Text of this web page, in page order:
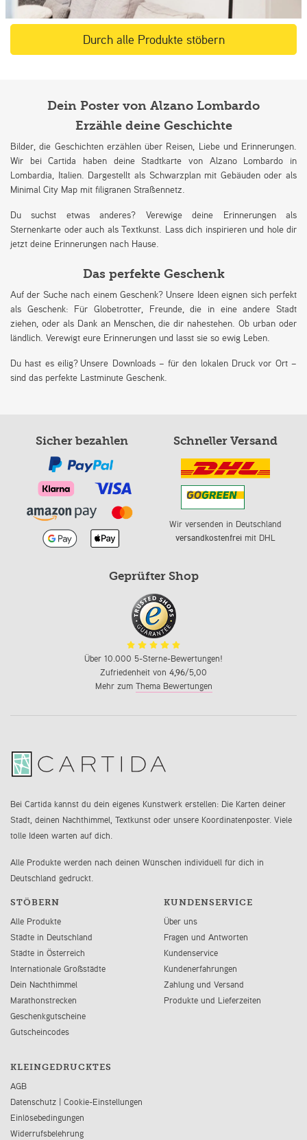
Durch alle Produkte stöbern
Dein Poster von Alzano Lombardo
Erzähle deine Geschichte
Bilder, die Geschichten erzählen über Reisen, Liebe und Erinnerungen.
Wir bei Cartida haben deine Stadtkarte von Alzano Lombardo in
Lombardia, Italien. Dargestellt als Schwarzplan mit Gebäuden oder als
Minimal City Map mit filigranen Straßennetz.
Du suchst etwas anderes? Verewige deine Erinnerungen als
Sternenkarte oder auch als Textkunst. Lass dich inspirieren und hole dir
jetzt deine Erinnerungen nach Hause.
Das perfekte Geschenk
Auf der Suche nach einem Geschenk? Unsere Ideen eignen sich perfekt
als Geschenk: Für Globetrotter, Freunde, die in eine andere Stadt
ziehen, oder als Dank an Menschen, die dir nahestehen. Ob urban oder
ländlich. Verewigt eure Erinnerungen und lasst sie so ewig Leben.
Du hast es eilig? Unsere Downloads – für den lokalen Druck vor Ort –
sind das perfekte Lastminute Geschenk.
Sicher bezahlen Schneller Versand
Wir versenden in Deutschland
versandkostenfreimit DHL
Geprüfter Shop
Über 10.000 5-Sterne-Bewertungen!
Zufriedenheit von 4,96/5,00
Mehr zum Thema Bewertungen
Bei Cartida kannst du dein eigenes Kunstwerk erstellen: Die Karten deiner
Stadt, deinen Nachthimmel, Textkunst oder unsere Koordinatenposter. Viele
tolle Ideen warten auf dich.
Alle Produkte werden nach deinen Wünschen individuell für dich in
Deutschland gedruckt.
STÖBERN
Alle Produkte
Städte in Deutschland
Städte in Österreich
Internationale Großstädte
Dein Nachthimmel
Marathonstrecken
Geschenkgutscheine
Gutscheincodes
KUNDENSERVICE
Über uns
Fragen und Antworten
Kundenservice
Kundenerfahrungen
Zahlung und Versand
Produkte und Lieferzeiten
KLEINGEDRUCKTES
AGB
Datenschutz | Cookie-Einstellungen
Einlösebedingungen
Widerrufsbelehrung